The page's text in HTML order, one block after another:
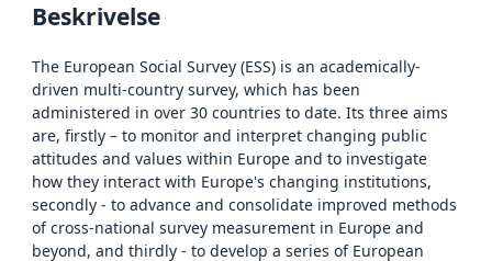
Beskrivelse
The European Social Survey (ESS) is an academically-
driven multi-country survey, which has been
administered in over 30 countries to date. Its three aims
are, firstly – to monitor and interpret changing public
attitudes and values within Europe and to investigate
how they interact with Europe's changing institutions,
secondly - to advance and consolidate improved methods
of cross-national survey measurement in Europe and
beyond, and thirdly - to develop a series of European